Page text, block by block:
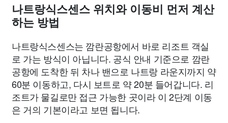
나트랑식스센스 위치와 이동비 먼저 계산
하는 방법
나트랑식스센스는 깜란공항에서 바로 리조트 객실
로 가는 방식이 아닙니다. 공식 안내 기준으로 깜란
공항에 도착한 뒤 차나 밴으로 나트랑 라운지까지 약
60분 이동하고, 다시 보트로 약 20분 들어갑니다. 리
조트가 물길로만 접근 가능한 곳이라 이 2단계 이동
은 거의 기본이라고 보면 됩니다.